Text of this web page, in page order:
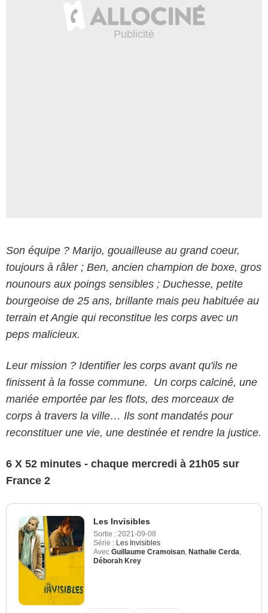
Son équipe ? Marijo, gouailleuse au grand coeur,
toujours à râler ; Ben, ancien champion de boxe, gros
nounours aux poings sensibles ; Duchesse, petite
bourgeoise de 25 ans, brillante mais peu habituée au
terrain et Angie qui reconstitue les corps avec un
peps malicieux.
Leur mission ? Identifier les corps avant qu'ils ne
finissent à la fosse commune. Un corps calciné, une
mariée emportée par les flots, des morceaux de
corps à travers la ville… Ils sont mandatés pour
reconstituer une vie, une destinée et rendre la justice.
6 X 52 minutes - chaque mercredi à 21h05 sur
France 2
Les Invisibles
Sortie : 2021-09-08
Série : Les Invisibles
Avec Guillaume Cramoisan Nathalie Cerda
Déborah Krey